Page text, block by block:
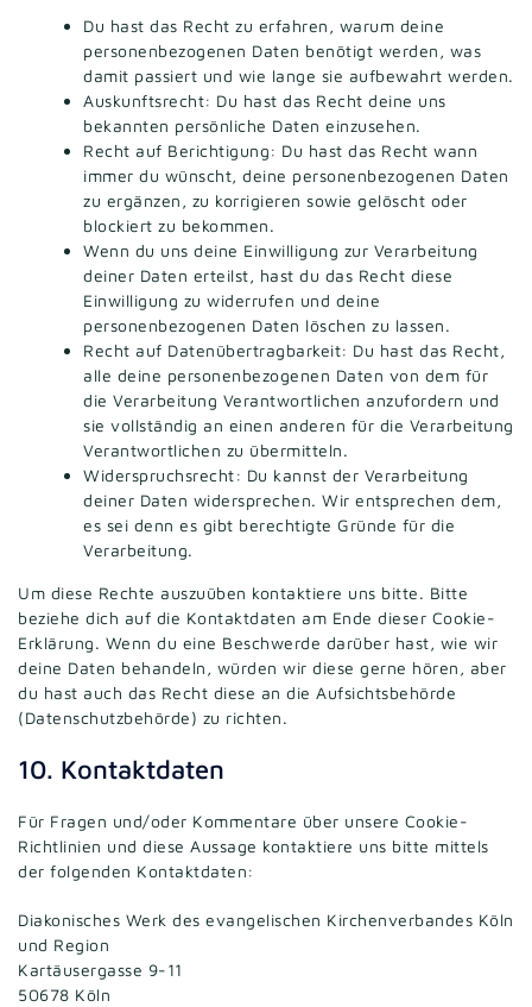
Du hast das Recht zu erfahren, warum deine
personenbezogenen Daten benötigt werden, was
damit passiert und wie lange sie aufbewahrt werden.
Auskunftsrecht: Du hast das Recht deine uns
bekannten persönliche Daten einzusehen.
Recht auf Berichtigung: Du hast das Recht wann
immer du wünscht, deine personenbezogenen Daten
zu ergänzen, zu korrigieren sowie gelöscht oder
blockiert zu bekommen.
Wenn du uns deine Einwilligung zur Verarbeitung
deiner Daten erteilst, hast du das Recht diese
Einwilligung zu widerrufen und deine
personenbezogenen Daten löschen zu lassen.
Recht auf Datenübertragbarkeit: Du hast das Recht,
alle deine personenbezogenen Daten von dem für
die Verarbeitung Verantwortlichen anzufordern und
sie vollständig an einen anderen für die Verarbeitung
Verantwortlichen zu übermitteln.
Widerspruchsrecht: Du kannst der Verarbeitung
deiner Daten widersprechen. Wir entsprechen dem,
es sei denn es gibt berechtigte Gründe für die
Verarbeitung.
Um diese Rechte auszuüben kontaktiere uns bitte. Bitte
beziehe dich auf die Kontaktdaten am Ende dieser Cookie-
Erklärung. Wenn du eine Beschwerde darüber hast, wie wir
deine Daten behandeln, würden wir diese gerne hören, aber
du hast auch das Recht diese an die Aufsichtsbehörde
(Datenschutzbehörde) zu richten.
10. Kontaktdaten
Für Fragen und/oder Kommentare über unsere Cookie-
Richtlinien und diese Aussage kontaktiere uns bitte mittels
der folgenden Kontaktdaten:
Diakonisches Werk des evangelischen Kirchenverbandes Köln
und Region
Kartäusergasse 9-11
50678 Köln